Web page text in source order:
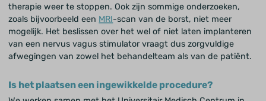
therapie weer te stoppen. Ook zijn sommige onderzoeken,
zoals bijvoorbeeld een MRI-scan van de borst, niet meer
mogelijk. Het beslissen over het wel of niet laten implanteren
van een nervus vagus stimulator vraagt dus zorgvuldige
afwegingen van zowel het behandelteam als van de patiënt.
Is het plaatsen een ingewikkelde procedure?